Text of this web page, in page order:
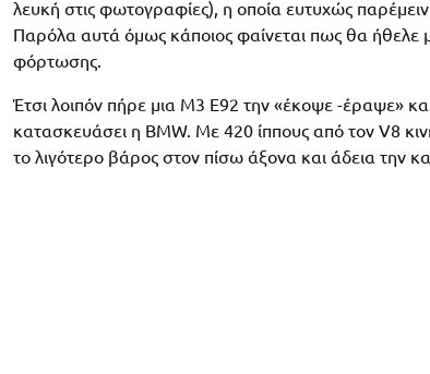
λευκή στις φωτογραφίες), η οποία ευτυχώς
Παρόλα αυτά όμως κάποιος φαίνεται πως θα ήθελε
φόρτωσης.
Έτσι λοιπόν πήρε μια M3 E92 την «έκοψε -έραψε»
κατασκευάσει η BMW. Με 420 ίππους από τον V8
το λιγότερο βάρος στον πίσω άξονα και άδεια την